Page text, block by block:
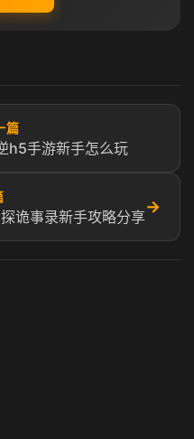
篇
h5手游新手怎么玩
诡事录新手攻略分享
→